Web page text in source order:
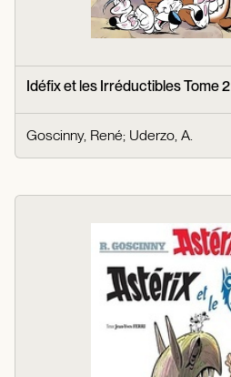
Idéfix et les Irréductibles Tome 2
Goscinny, René; Uderzo, A.